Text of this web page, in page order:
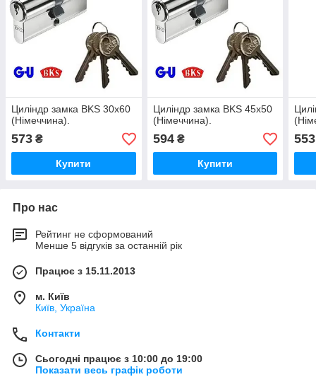
Циліндр замка BKS 30х60
(Німеччина).
573 ₴
Купити
Циліндр замка BKS 45х50
(Німеччина).
594₴
Купити
553
Про нас
Рейтинг не сформований
Менше 5 відгуків за останній рік
Працює з 15.11.2013
м. Київ
Київ, Україна
Контакти
Сьогодні працює з 10:00 до 19:00
Показати весь графік роботи